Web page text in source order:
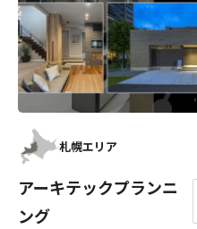
札幌エリア
アーキテックプランニ
ング